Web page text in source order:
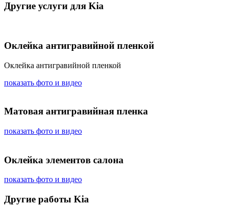
Другие услуги для Kia
Оклейка антигравийной пленкой
Оклейка антигравийной пленкой
показать фото и видео
Матовая антигравийная пленка
показать фото и видео
Оклейка элементов салона
показать фото и видео
Другие работы Kia